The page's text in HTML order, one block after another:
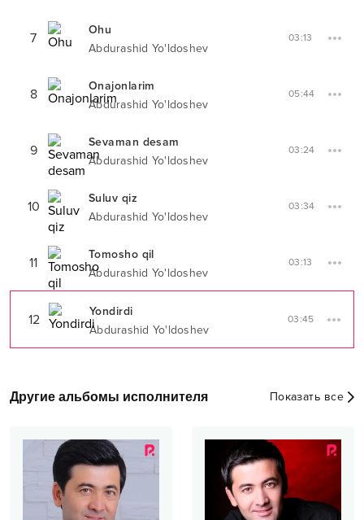
7
Ohu
Abdurashid Yo'ldoshev
03:13
8
Onajonlarim
Abdurashid Yo'ldoshev
05:44
9
Sevaman desam
Abdurashid Yo'ldoshev
03:24
10
Suluv qiz
Abdurashid Yo'ldoshev
03:34
11
Tomosho qil
Abdurashid Yo'ldoshev
03:13
12
Yondirdi
Abdurashid Yo'ldoshev
03:45
Другие альбомы исполнителя Показать все